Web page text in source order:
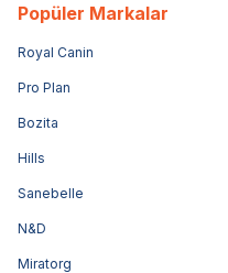
Popüler Markalar
Royal Canin
Pro Plan
Bozita
Hills
Sanebelle
N&D
Miratorg